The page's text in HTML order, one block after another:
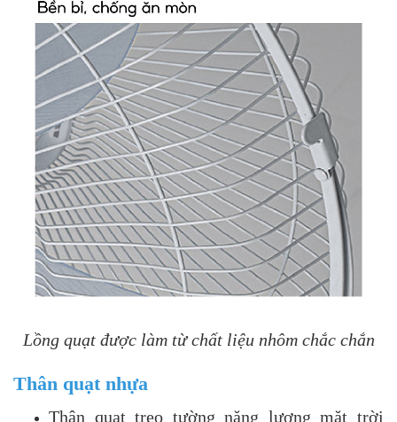
Lồng quạt được làm từ chất liệu nhôm chắc chắn
Thân quạt nhựa
Thân quạt treo tường năng lượng mặt trời